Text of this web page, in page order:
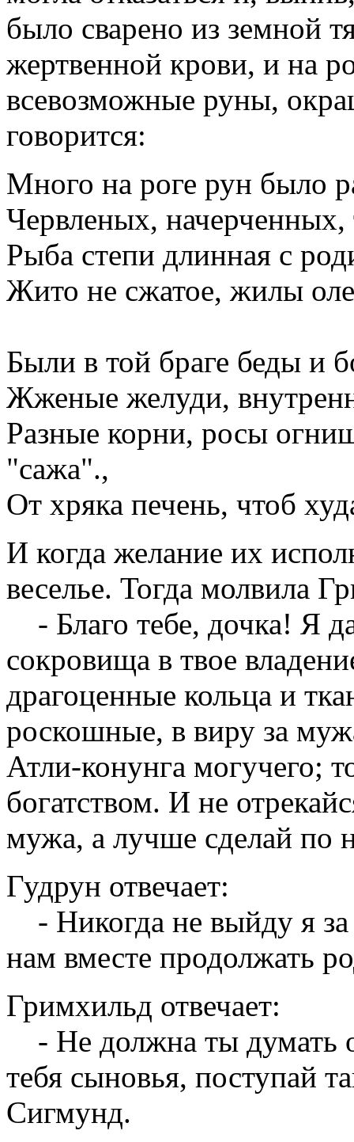
было сварено из земной
жертвенной крови, и на
всевозможные руны,
говорится:
Много на роге рун было
Червленых,
Рыба степи длинная с
Жито не сжатое, жилы
Были в той браге беды и
Жженые желуди,
Разные корни, росы
"сажа".,
От хряка печень, чтоб
И когда желание их
веселье. Тогда молвила
- Благо тебе, дочка! Я
сокровища в твое
драгоценные кольца и
роскошные, в виру за
Атли-конунга могучего;
богатством. И не
мужа, а лучше сделай по
Гудрун отвечает:
- Никогда не выйду я за
нам вместе продолжать
Гримхильд отвечает:
- Не должна ты думать
тебя сыновья, поступай
Сигмунд.